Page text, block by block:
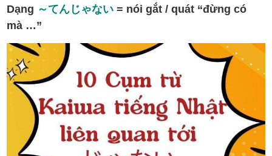
Dạng ～てんじゃない = nói gắt / quát “đừng có
mà …”